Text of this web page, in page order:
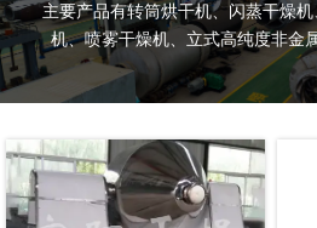
主要产品有转筒烘干机、闪蒸干燥
机、喷雾干燥机、立式高纯度非金